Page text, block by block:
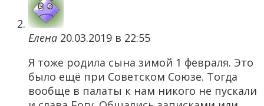
Елена 20.03.2019 в 22:55
Я тоже родила сына зимой 1 февраля. Это
было ещё при Советском Союзе. Тогда
вообще в палаты к нам никого не пускали